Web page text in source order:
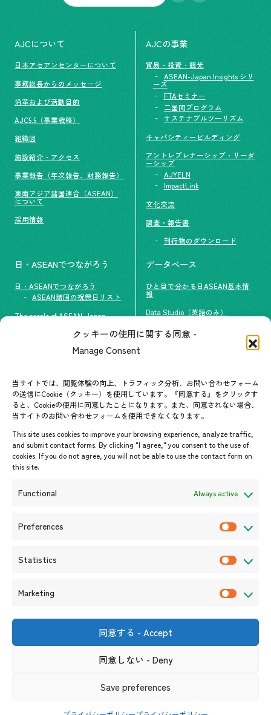
クッキーの使用に関する同意 -
Manage Consent
当サイトでは、閲覧体験の向上、トラフィック分析、お問い合わせフォーム
の送信にCookie（クッキー）を使用しています。『同意する』をクリックす
ると、Cookieの使用に同意したことになります。また、同意されない場合、
当サイトのお問い合わせフォームを使用できなくなります。
This site uses cookies to improve your browsing experience, analyze traffic,
and submit contact forms. By clicking "I agree," you consent to the use of
cookies. If you do not agree, you will not be able to use the contact form on
this site.
Functional Always active
Preferences
Statistics
Marketing
k
同意する - Accept
同意しない - Deny
Save preferences
AJCについて
日本アセアンセンターについて
事務総長からのメッセージ
沿革および活動目的
AJC5.5（事業戦略）
組織図
施設紹介・アクセス
事業報告（年次報告、財務報告）
東南アジア諸国連合（ASEAN）
について
採用情報
AJCの事業
貿易・投資・観光
ASEAN-Japan Insights シリ
ーズ
FTAセミナー
二国間プログラム
サステナブルツーリズム
キャパシティービルディング
アントレプレナーシップ・リーダ
ーシップ
AJYELN
ImpactLink
文化交流
調査・報告書
刊行物のダウンロード
日・ASEANでつながろう
日・ASEANでつながろう
ASEAN諸国の祝祭日リスト
The people of ASEAN-Japan
グループ訪問の受け入れ
ASEANPEDIA
イベント・お知らせ
開催中・開催予定のイベント
イベント案内
お知らせ
データベース
ひと目で分かる日ASEAN基本情
報
Data Studio（英語のみ）
お問い合わせ先一覧
東京都港区新橋6-17-19 新御成
サイト利用規約プライバシーポリシー
ソーシャルメディアポリシー及び免責事項